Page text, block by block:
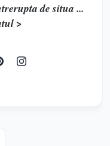
de situa ...
>